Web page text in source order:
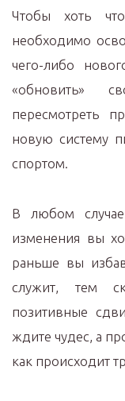
Чтобы хоть
необходимо
чего-либо
«обновить»
пересмотреть
новую систему
спортом.
В любом
изменения вы
раньше вы
служит, тем
позитивные
ждите чудес, а
как происходит